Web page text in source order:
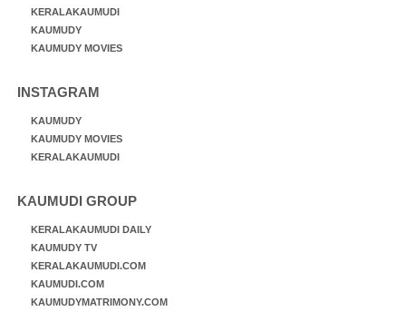
KERALAKAUMUDI
KAUMUDY
KAUMUDY MOVIES
INSTAGRAM
KAUMUDY
KAUMUDY MOVIES
KERALAKAUMUDI
KAUMUDI GROUP
KERALAKAUMUDI DAILY
KAUMUDY TV
KERALAKAUMUDI.COM
KAUMUDI.COM
KAUMUDYMATRIMONY.COM